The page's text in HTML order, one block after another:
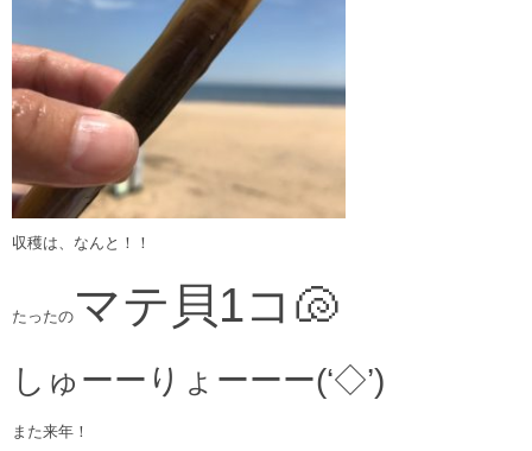
収穫は、なんと！！
たったの マテ貝1コ🐚
しゅーーりょーーー(‘◇’)ゞ
また来年！